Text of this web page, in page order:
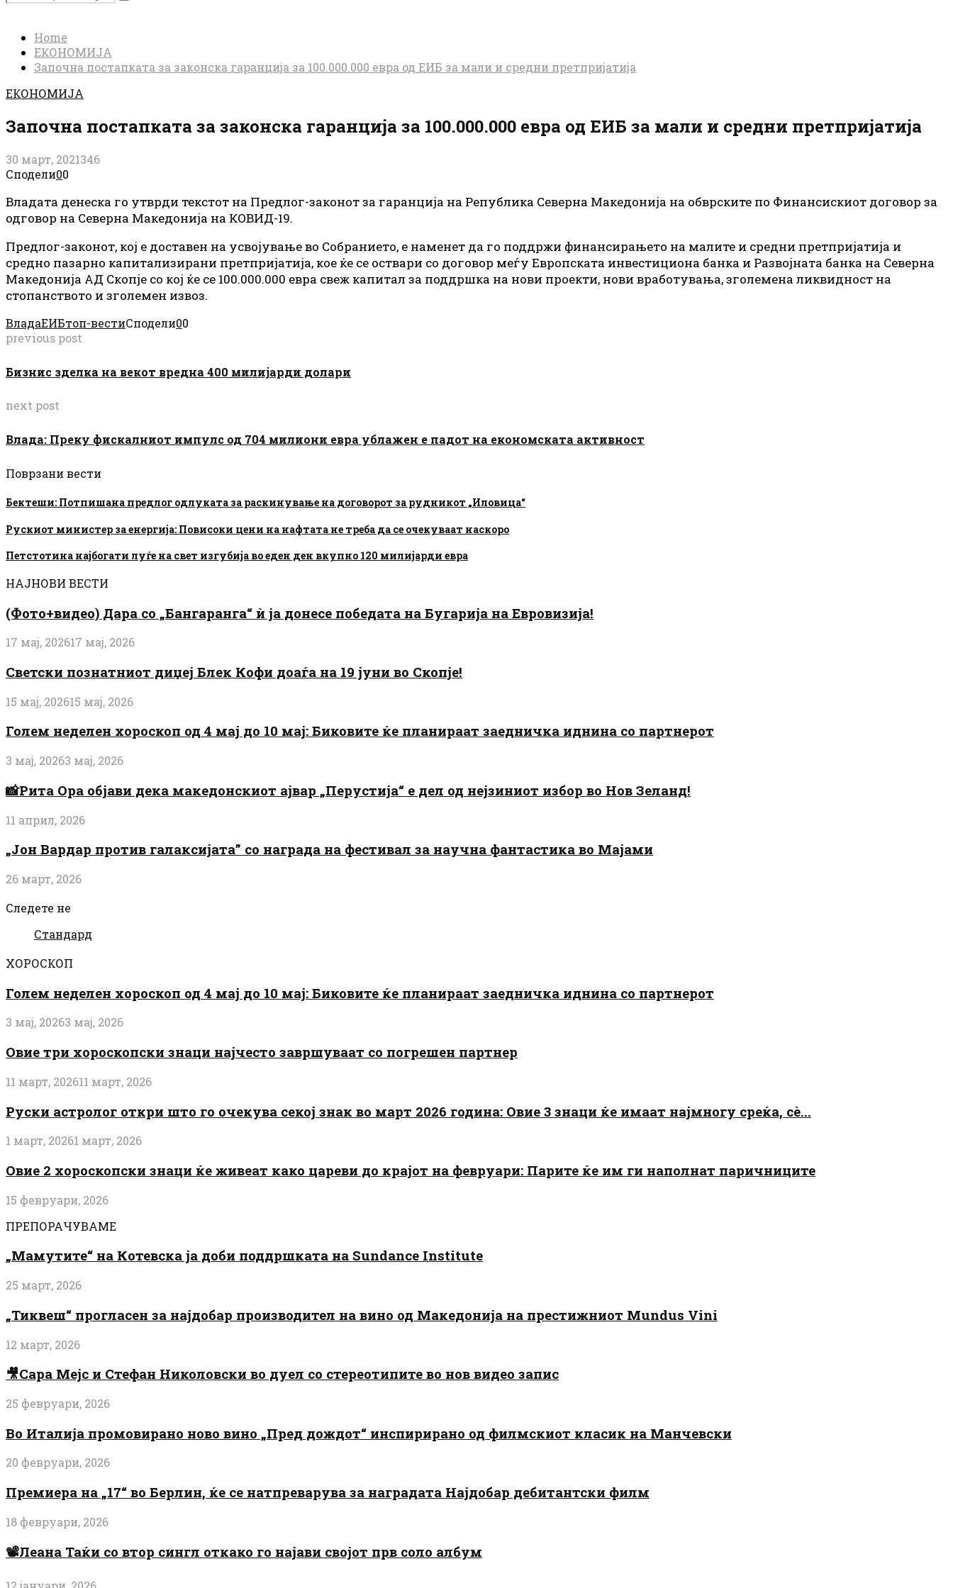
for:
Search
Home
ЕКОНОМИЈА
Започна постапката за законска гаранција за 100.000.000 евра од ЕИБ за мали и средни претпријатија
ЕКОНОМИЈА
Започна постапката за законска гаранција за 100.000.000 евра од ЕИБ за мали и средни претпријатија
30 март, 2021346
Сподели00
Владата денеска го утврди текстот на Предлог-законот за гаранција на Република Северна Македонија на обврските по Финансискиот договор за
одговор на Северна Македонија на КОВИД-19.
Предлог-законот, кој е доставен на усвојување во Собранието, е наменет да го поддржи финансирањето на малите и средни претпријатија и
средно пазарно капитализирани претпријатија, кое ќе се оствари со договор меѓу Европската инвестициона банка и Развојната банка на Северна
Македонија АД Скопје со кој ќе се 100.000.000 евра свеж капитал за поддршка на нови проекти, нови вработувања, зголемена ликвидност на
стопанството и зголемен извоз.
ВладаЕИБтоп-вестиСподели00
previous post
Бизнис зделка на векот вредна 400 милијарди долари
next post
Влада: Преку фискалниот импулс од 704 милиони евра ублажен е падот на економската активност
Поврзани вести
Бектеши: Потпишана предлог одлуката за раскинување на договорот за рудникот „Иловица“
Рускиот министер за енергија: Повисоки цени на нафтата не треба да се очекуваат наскоро
Петстотина најбогати луѓе на свет изгубија во еден ден вкупно 120 милијарди евра
НАЈНОВИ ВЕСТИ
(Фото+видео) Дара со „Бангаранга“ ѝ ја донесе победата на Бугарија на Евровизија!
17 мај, 202617 мај, 2026
Светски познатниот диџеј Блек Кофи доаѓа на 19 јуни во Скопје!
15 мај, 202615 мај, 2026
Голем неделен хороскоп од 4 мај до 10 мај: Биковите ќе планираат заедничка иднина со партнерот
3 мај, 20263 мај, 2026
📸Рита Ора објави дека македонскиот ајвар „Перустија“ е дел од нејзиниот избор во Нов Зеланд!
11 април, 2026
„Јон Вардар против галаксијата” со награда на фестивал за научна фантастика во Мајами
26 март, 2026
Следете не
Стандард
ХОРОСКОП
Голем неделен хороскоп од 4 мај до 10 мај: Биковите ќе планираат заедничка иднина со партнерот
3 мај, 20263 мај, 2026
Овие три хороскопски знаци најчесто завршуваат со погрешен партнер
11 март, 202611 март, 2026
Руски астролог откри што го очекува секој знак во март 2026 година: Овие 3 знаци ќе имаат најмногу среќа, сè...
1 март, 20261 март, 2026
Овие 2 хороскопски знаци ќе живеат како цареви до крајот на февруари: Парите ќе им ги наполнат паричниците
15 февруари, 2026
ПРЕПОРАЧУВАМЕ
„Мамутите“ на Котевска ја доби поддршката на Sundance Institute
25 март, 2026
„Тиквеш“ прогласен за најдобар производител на вино од Македонија на престижниот Mundus Vini
12 март, 2026
🎥Сара Мејс и Стефан Николовски во дуел со стереотипите во нов видео запис
25 февруари, 2026
Во Италија промовирано ново вино „Пред дождот“ инспирирано од филмскиот класик на Манчевски
20 февруари, 2026
Премиера на „17“ во Берлин, ќе се натпреварува за наградата Најдобар дебитантски филм
18 февруари, 2026
📽️Леана Таќи со втор сингл откако го најави својот прв соло албум